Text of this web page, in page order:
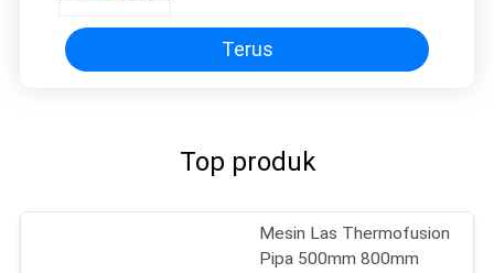
Terus
Top produk
Mesin Las Thermofusion
Pipa 500mm 800mm